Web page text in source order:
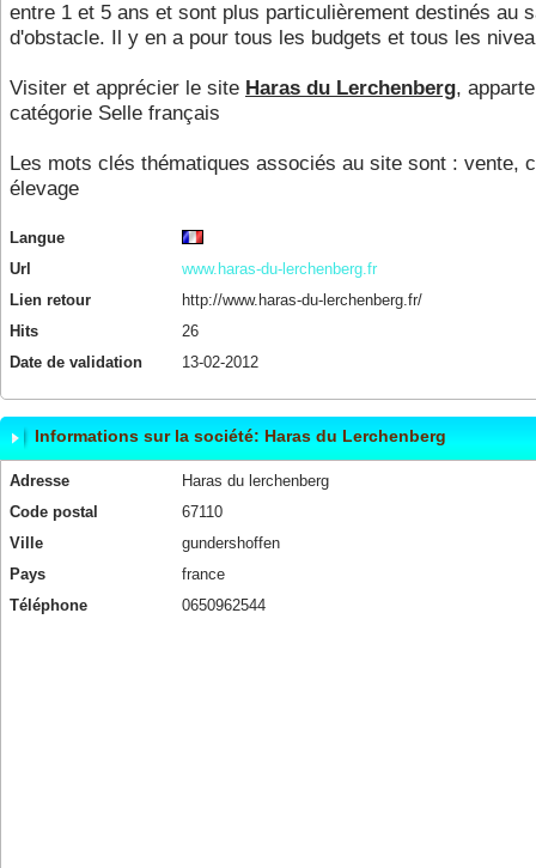
entre 1 et 5 ans et sont plus particulièrement destinés au
d'obstacle. Il y en a pour tous les budgets et tous les
Visiter et apprécier le site Haras du Lerchenberg,
catégorie Selle français
Les mots clés thématiques associés au site sont : vente,
élevage
Langue
Url
www.haras-du-lerchenberg.fr
Lien retour
http://www.haras-du-lerchenberg.fr/
Hits
26
Date de validation
13-02-2012
Informations sur la société: Haras du Lerchenberg
Adresse
Haras du lerchenberg
Code postal
67110
Ville
gundershoffen
Pays
france
Téléphone
0650962544